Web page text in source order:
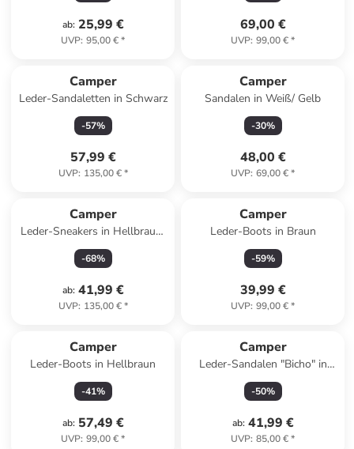
ab: 25,99 €
UVP: 95,00 €*
69,00 €
UVP: 99,00 €*
Camper
Leder-Sandaletten in Schwarz
-57%
57,99 €
UVP: 135,00 €*
Camper
Sandalen in Weiß/ Gelb
-30%
48,00 €
UVP: 69,00 €*
Camper
Leder-Sneakers in Hellbraun/
Beige
-68%
ab: 41,99 €
UVP: 135,00 €*
Camper
Leder-Boots in Braun
-59%
39,99 €
UVP: 99,00 €*
Camper
Leder-Boots in Hellbraun
-41%
ab: 57,49 €
UVP: 99,00 €*
Camper
Leder-Sandalen "Bicho" in
Creme
-50%
ab: 41,99 €
UVP: 85,00 €*